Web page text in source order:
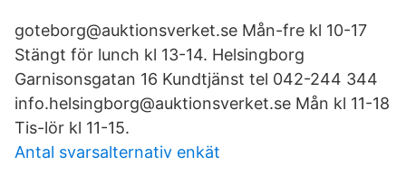
goteborg@auktionsverket.se Mån-fre kl 10-17
Stängt för lunch kl 13-14. Helsingborg
Garnisonsgatan 16 Kundtjänst tel 042-244 344
info.helsingborg@auktionsverket.se Mån kl 11-18
Tis-lör kl 11-15.
Antal svarsalternativ enkät